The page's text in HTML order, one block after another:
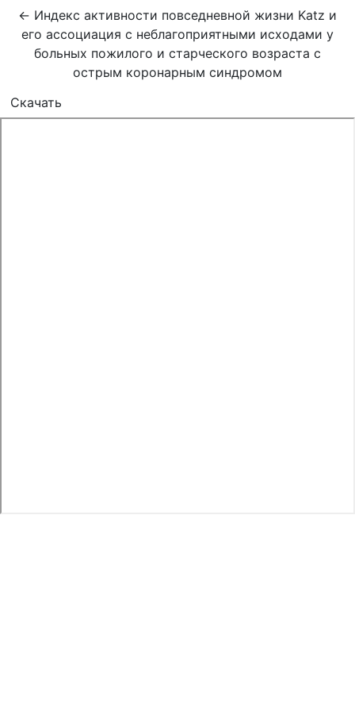
← Вернуться к Подробностям о статье
Индекс активности повседневной жизни Katz и
его ассоциация с неблагоприятными исходами у
больных пожилого и старческого возраста с
острым коронарным синдромом
Скачать